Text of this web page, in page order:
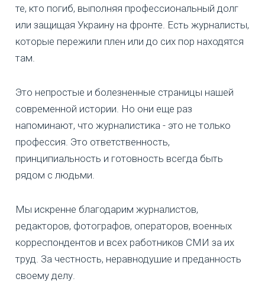
те, кто погиб, выполняя профессиональный долг
или защищая Украину на фронте. Есть журналисты,
которые пережили плен или до сих пор находятся
там.
Это непростые и болезненные страницы нашей
современной истории. Но они еще раз
напоминают, что журналистика - это не только
профессия. Это ответственность,
принципиальность и готовность всегда быть
рядом с людьми.
Мы искренне благодарим журналистов,
редакторов, фотографов, операторов, военных
корреспондентов и всех работников СМИ за их
труд. За честность, неравнодушие и преданность
своему делу.